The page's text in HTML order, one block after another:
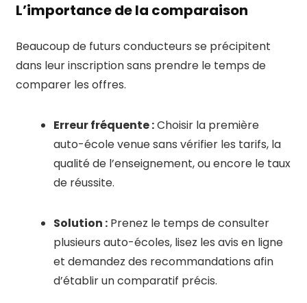
L’importance de la comparaison
Beaucoup de futurs conducteurs se précipitent
dans leur inscription sans prendre le temps de
comparer les offres.
Erreur fréquente :Choisir la première
auto-école venue sans vérifier les tarifs, la
qualité de l’enseignement, ou encore le taux
de réussite.
Solution : Prenez le temps de consulter
plusieurs auto-écoles, lisez les avis en ligne
et demandez des recommandations afin
d’établir un comparatif précis.